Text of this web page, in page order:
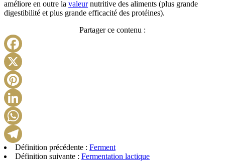
améliore en outre la valeurnutritive des aliments (plus grande
digestibilité et plus grande efficacité des protéines).
Partager ce contenu :
Telegram
Définition précédente : Ferment
Définition suivante : Fermentation lactique